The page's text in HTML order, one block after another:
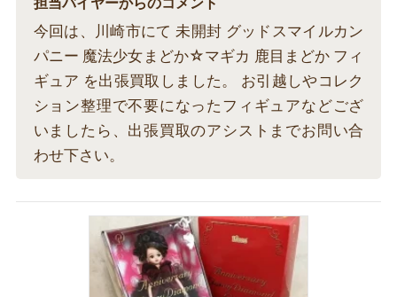
担当バイヤーからのコメント
今回は、川崎市にて 未開封 グッドスマイルカン
パニー 魔法少女まどか☆マギカ 鹿目まどか フィ
ギュア を出張買取しました。 お引越しやコレク
ション整理で不要になったフィギュアなどござ
いましたら、出張買取のアシストまでお問い合
わせ下さい。